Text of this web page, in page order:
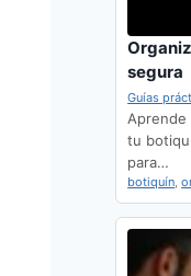
segura
Guías
Aprende
tu
para…
botiquín,